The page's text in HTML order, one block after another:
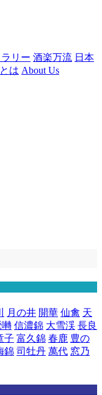
リー 酒楽万流 日本
は About Us
月の井 開華 仙禽 天
囀 信濃錦 大雪渓 長良
子 富久錦 春鹿 豊の
錦 司牡丹 萬代 窓乃